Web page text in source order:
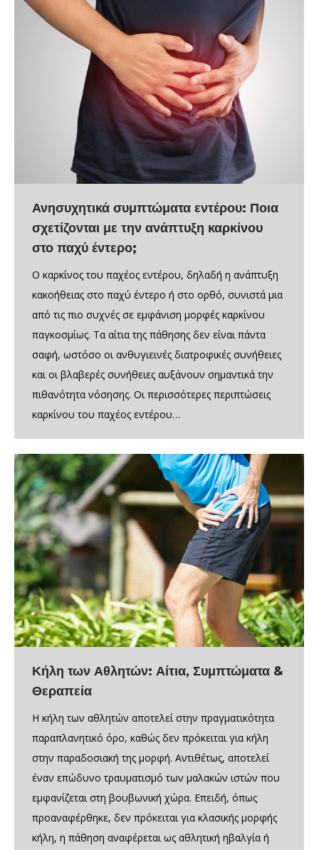
Ανησυχητικά συμπτώματα εντέρου: Ποια
σχετίζονται με την ανάπτυξη καρκίνου
στο παχύ έντερο;
Ο καρκίνος του παχέος εντέρου, δηλαδή η ανάπτυξη
κακοήθειας στο παχύ έντερο ή στο ορθό, συνιστά μια
από τις πιο συχνές σε εμφάνιση μορφές καρκίνου
παγκοσμίως. Τα αίτια της πάθησης δεν είναι πάντα
σαφή, ωστόσο οι ανθυγιεινές διατροφικές συνήθειες
και οι βλαβερές συνήθειες αυξάνουν σημαντικά την
πιθανότητα νόσησης. Οι περισσότερες περιπτώσεις
καρκίνου του παχέος εντέρου…
Κήλη των Αθλητών: Αίτια, Συμπτώματα &
Θεραπεία
Η κήλη των αθλητών αποτελεί στην πραγματικότητα
παραπλανητικό όρο, καθώς δεν πρόκειται για κήλη
στην παραδοσιακή της μορφή. Αντιθέτως, αποτελεί
έναν επώδυνο τραυματισμό των μαλακών ιστών που
εμφανίζεται στη βουβωνική χώρα. Επειδή, όπως
προαναφέρθηκε, δεν πρόκειται για κλασικής μορφής
κήλη, η πάθηση αναφέρεται ως αθλητική ηβαλγία ή